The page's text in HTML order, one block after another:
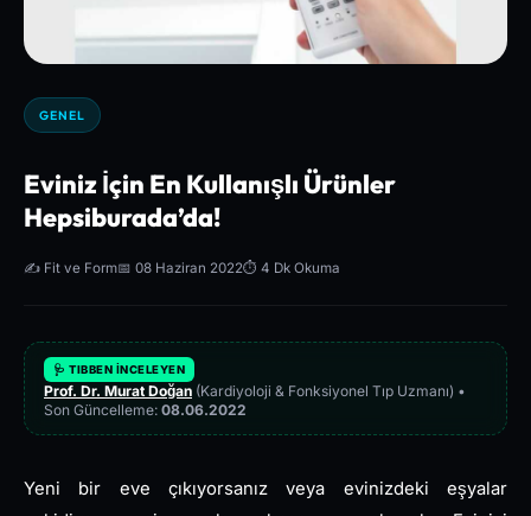
GENEL
Eviniz İçin En Kullanışlı Ürünler
Hepsiburada’da!
✍️ Fit ve Form📅 08 Haziran 2022⏱️ 4 Dk Okuma
🩺 TIBBEN İNCELEYEN
Prof. Dr. Murat Doğan (Kardiyoloji & Fonksiyonel Tıp Uzmanı) •
Son Güncelleme: 08.06.2022
Yeni bir eve çıkıyorsanız veya evinizdeki eşyalar